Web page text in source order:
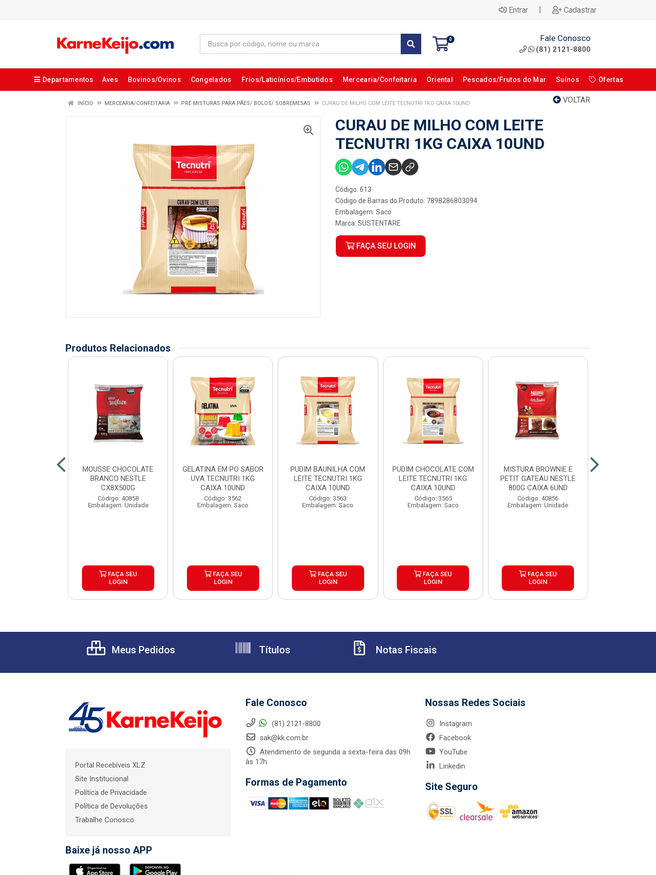
Entrar | Cadastrar
0 Fale Conosco
(81) 2121-8800
Departamentos Aves Bovinos/Ovinos Congelados Frios/Laticínios/Embutidos Mercearia/Confeitaria Oriental Pescados/Frutos do Mar Suínos Ofertas
VOLTAR
INÍCIO MERCEARIA/CONFEITARIA PRÉ MISTURAS PARA PÃES/ BOLOS/ SOBREMESAS CURAU DE MILHO COM LEITE TECNUTRI 1KG CAIXA 10UND
CURAU DE MILHO COM LEITE
TECNUTRI 1KG CAIXA 10UND
Código: 613
Código de Barras do Produto: 7898286803094
Embalagem: Saco
Marca: SUSTENTARE
FAÇA SEU LOGIN
Produtos Relacionados
MOUSSE CHOCOLATE
BRANCO NESTLE
CX8X500G
Código: 40858
Embalagem: Unidade
FAÇA SEU
LOGIN
GELATINA EM PO SABOR
UVA TECNUTRI 1KG
CAIXA 10UND
Código: 3562
Embalagem: Saco
FAÇA SEU
LOGIN
PUDIM BAUNILHA COM
LEITE TECNUTRI 1KG
CAIXA 10UND
Código: 3563
Embalagem: Saco
FAÇA SEU
LOGIN
PUDIM CHOCOLATE COM
LEITE TECNUTRI 1KG
CAIXA 10UND
Código: 3565
Embalagem: Saco
FAÇA SEU
LOGIN
MISTURA BROWNIE E
PETIT GATEAU NESTLE
800G CAIXA 6UND
Código: 40856
Embalagem: Unidade
FAÇA SEU
LOGIN
Meus Pedidos Títulos Notas Fiscais
Portal Recebíveis XLZ
Site Institucional
Política de Privacidade
Política de Devoluções
Trabalhe Conosco
Baixe já nosso APP
Fale Conosco
(81) 2121-8800
sak@kk.com.br
Atendimento de segunda a sexta-feira das 09h
às 17h
Formas de Pagamento
Nossas Redes Sociais
Instagram
Facebook
YouTube
Linkedin
Site Seguro